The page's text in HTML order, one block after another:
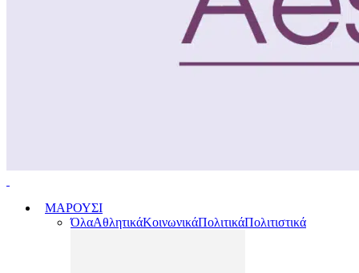
ΜΑΡΟΥΣΙ
ΌλαΑθλητικάΚοινωνικάΠολιτικάΠολιτιστικά